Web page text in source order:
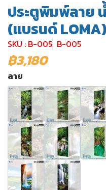
ประตูพิมพ์ลาย
(แบรนด์ LOMA)
SKU : B-005 B-005
฿3,180
ลาย